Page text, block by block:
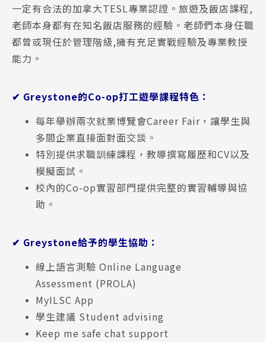
一定有合法的加拿大TESL專業認證。旅遊及飯店課程,
老師本身都有在知名飯店服務的經驗 。老師們本身任職
都曾或現任於管理階級,擁有充足實戰經驗及專業教授
能力 。
✔ Greystone的Co-op打工遊學課程特色：
每年舉辦兩次就業博覽會Career Fair，讓學生與
多間企業直接面對面交談。
特別提供求職訓練課程，教導撰寫履歷和CV以及
模擬面試。
校內的Co-op實習部門提供完整的實習輔導與協
助。
✔ Greystone給予的學生協助：
線上語言測驗 Online Language
Assessment (PROLA)
MyILSC App
學生建議 Student advising
Keep me safe chat support